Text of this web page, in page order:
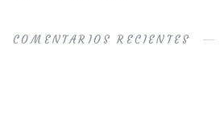
COMENTARIOS RECIENTES